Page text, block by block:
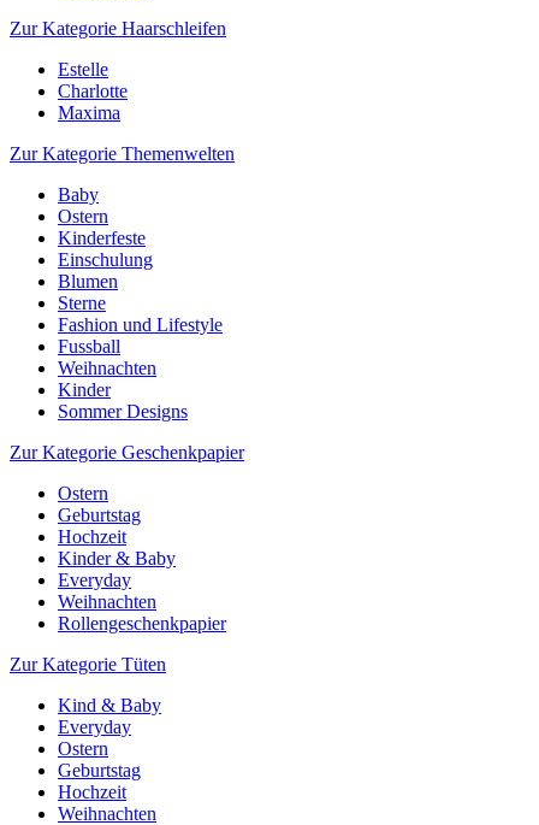
Zur Kategorie Haarschleifen
Estelle
Charlotte
Maxima
Zur Kategorie Themenwelten
Baby
Ostern
Kinderfeste
Einschulung
Blumen
Sterne
Fashion und Lifestyle
Fussball
Weihnachten
Kinder
Sommer Designs
Zur Kategorie Geschenkpapier
Ostern
Geburtstag
Hochzeit
Kinder & Baby
Everyday
Weihnachten
Rollengeschenkpapier
Zur Kategorie Tüten
Kind & Baby
Everyday
Ostern
Geburtstag
Hochzeit
Weihnachten